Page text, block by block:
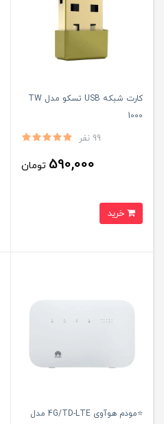
کارت شبکه USB تسکو مدل TW
1000
99 نفر
590,000 تومان
⭐مودم هوآوی 4G/TD-LTE مدل